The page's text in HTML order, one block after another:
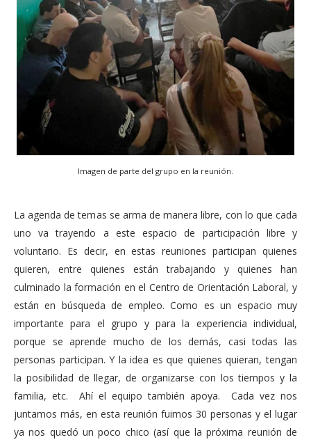
Imagen de parte del grupo en la reunión.
La agenda de temas se arma de manera libre, con lo que cada
uno va trayendo a este espacio de participación libre y
voluntario. Es decir, en estas reuniones participan quienes
quieren, entre quienes están trabajando y quienes han
culminado la formación en el Centro de Orientación Laboral, y
están en búsqueda de empleo. Como es un espacio muy
importante para el grupo y para la experiencia individual,
porque se aprende mucho de los demás, casi todas las
personas participan. Y la idea es que quienes quieran, tengan
la posibilidad de llegar, de organizarse con los tiempos y la
familia, etc. Ahí el equipo también apoya. Cada vez nos
juntamos más, en esta reunión fuimos 30 personas y el lugar
ya nos quedó un poco chico (así que la próxima reunión de